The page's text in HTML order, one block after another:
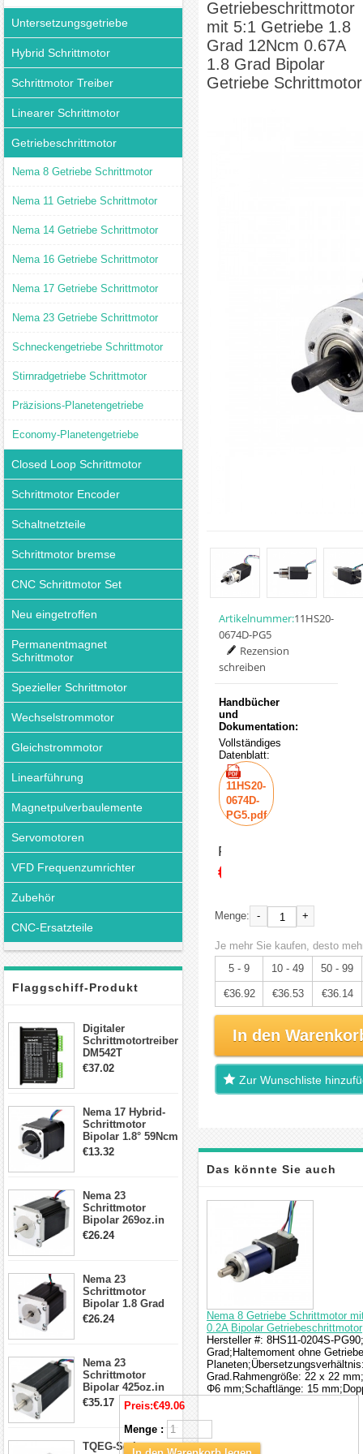
Untersetzungsgetriebe
Hybrid Schrittmotor
Schrittmotor Treiber
Linearer Schrittmotor
Getriebeschrittmotor
Nema 8 Getriebe Schrittmotor
Nema 11 Getriebe Schrittmotor
Nema 14 Getriebe Schrittmotor
Nema 16 Getriebe Schrittmotor
Nema 17 Getriebe Schrittmotor
Nema 23 Getriebe Schrittmotor
Schneckengetriebe Schrittmotor
Stirnradgetriebe Schrittmotor
Präzisions-Planetengetriebe
Economy-Planetengetriebe
Closed Loop Schrittmotor
Schrittmotor Encoder
Schaltnetzteile
Schrittmotor bremse
CNC Schrittmotor Set
Neu eingetroffen
Permanentmagnet
Schrittmotor
Spezieller Schrittmotor
Wechselstrommotor
Gleichstrommotor
Linearführung
Magnetpulverbaulemente
Servomotoren
VFD Frequenzumrichter
Zubehör
CNC-Ersatzteile
Flaggschiff-Produkt
Digitaler
Schrittmotortreiber
DM542T
Schrittmotor
Schrittmotor
€37.02
Nema 17 Hybrid-
Schrittmotor
Bipolar 1.8° 59Ncm
2A 4 Drähte mit 1m
€13.32
Nema 23
Schrittmotor
Bipolar 269oz.in
2,8A 57x57x76mm
€26.24
Nema 23
Schrittmotor
Bipolar 1.8 Grad
1.9Nm 3A 3.36V 4
€26.24
Nema 23
Schrittmotor
Bipolar 425oz.in
4.2A 57x57x114mm
4 Draht Hybrid
Schrittmotor
€35.17
TQEG-Serie
Getriebeschrittmotor
mit 5:1 Getriebe 1.8
Grad 12Ncm 0.67A
1.8 Grad Bipolar
Getriebe Schrittmotor
Artikelnummer:11HS20-
0674D-PG5
Rezension
schreiben
Handbücher
und
Dokumentation:
Vollständiges
Datenblatt:
11HS20-
0674D-
PG5.pdf
Preis:
€38.86
Menge: - +
Je mehr Sie kaufen, desto
5 - 9
10 - 49 50 - 99
€36.92 €36.53 €36.14
In den
Zur Wunschliste
Das könnte Sie auch
interessieren
Nema 8 Getriebe Schrittmotor
0.2A Bipolar Getriebeschrittmotor
Hersteller #: 8HS11-0204S-
Grad;Haltemoment ohne
Grad.Rahmengröße: 22 x 22
Φ6 mm;Schaftlänge: 15
Preis:€49.06
Menge :